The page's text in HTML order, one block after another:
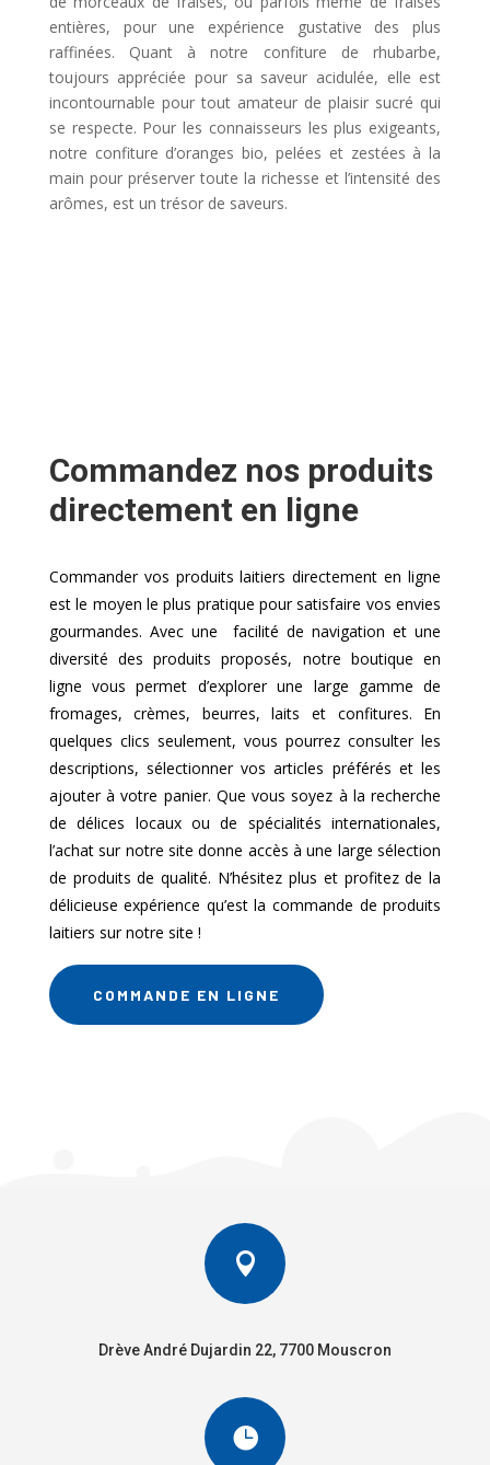
entières, pour une expérience gustative des plus
raffinées. Quant à notre confiture de rhubarbe,
toujours appréciée pour sa saveur acidulée, elle est
incontournable pour tout amateur de plaisir sucré qui
se respecte. Pour les connaisseurs les plus exigeants,
notre confiture d’oranges bio, pelées et zestées à la
main pour préserver toute la richesse et l’intensité des
arômes, est un trésor de saveurs.
Commandez nos produits
directement en ligne
Commander vos produits laitiers directement en ligne
est le moyen le plus pratique pour satisfaire vos envies
gourmandes. Avec une facilité de navigation et une
diversité des produits proposés, notre boutique en
ligne vous permet d’explorer une large gamme de
fromages, crèmes, beurres, laits et confitures. En
quelques clics seulement, vous pourrez consulter les
descriptions, sélectionner vos articles préférés et les
ajouter à votre panier. Que vous soyez à la recherche
de délices locaux ou de spécialités internationales,
l’achat sur notre site donne accès à une large sélection
de produits de qualité. N’hésitez plus et profitez de la
délicieuse expérience qu’est la commande de produits
laitiers sur notre site !
COMMANDE EN LIGNE

Drève André Dujardin 22, 7700 Mouscron
